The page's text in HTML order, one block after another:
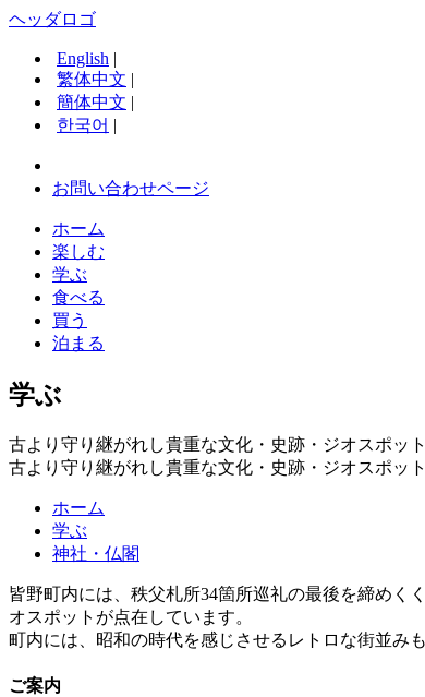
ヘッダロゴ
English |
繁体中文 |
簡体中文 |
한국어 |
お問い合わせページ
ホーム
楽しむ
学ぶ
食べる
買う
泊まる
学ぶ
古より守り継がれし貴重な文化・史跡・ジオスポッ
古より守り継がれし貴重な文化・史跡・ジオスポッ
ホーム
学ぶ
神社・仏閣
皆野町内には、秩父札所34箇所巡礼の最後を締めく
オスポットが点在しています。
町内には、昭和の時代を感じさせるレトロな街並み
ご案内